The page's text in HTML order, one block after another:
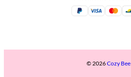
© 2026Cozy Bee